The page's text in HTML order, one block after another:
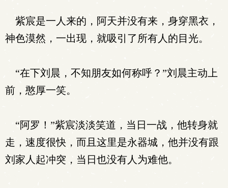
紫宸是一人来的，阿天并没有来，身穿黑衣，
神色漠然，一出现，就吸引了所有人的目光。
“在下刘晨，不知朋友如何称呼？”刘晨主动上
前，憨厚一笑。
“阿罗！”紫宸淡淡笑道，当日一战，他转身就
走，速度很快，而且这里是永器城，他并没有跟
刘家人起冲突，当日也没有人为难他。